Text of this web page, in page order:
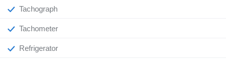
Tachograph
Tachometer
Refrigerator